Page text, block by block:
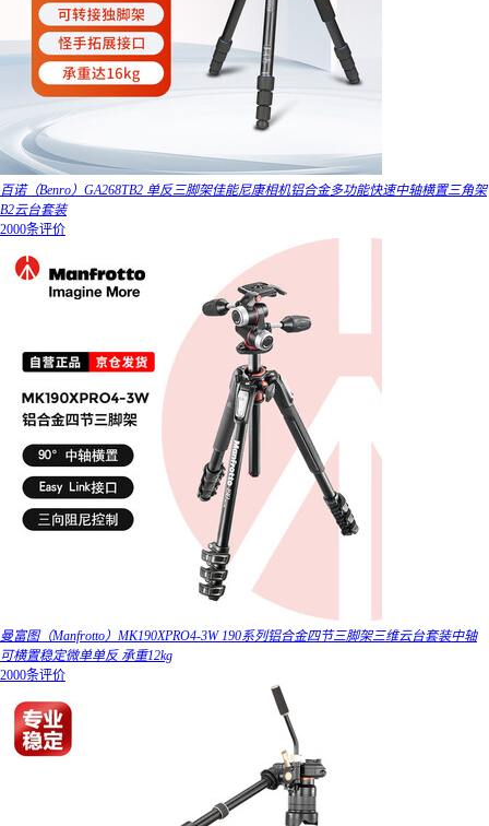
百诺（Benro）GA268TB2 单反三脚架佳能尼康相机铝合金多功能快速中轴横置三角架
B2云台套装
2000条评价
曼富图（Manfrotto）MK190XPRO4-3W 190系列铝合金四节三脚架三维云台套装中轴
可横置稳定微单单反 承重12kg
2000条评价